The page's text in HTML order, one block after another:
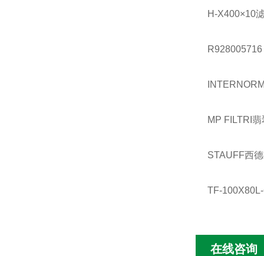
H-X400×10
MP FILTRI
STAUFF西
TF-
在线咨询